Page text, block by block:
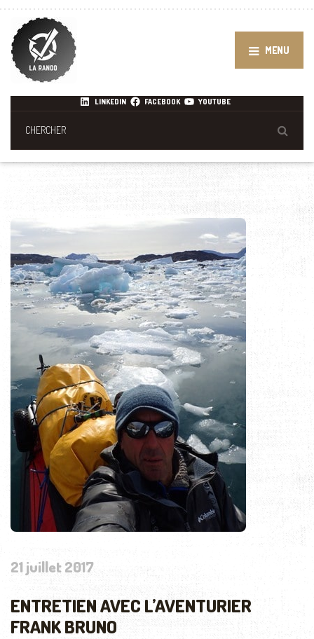
MENU
LINKEDIN FACEBOOK YOUTUBE
21 juillet 2017
ENTRETIEN AVEC L’AVENTURIER
FRANK BRUNO